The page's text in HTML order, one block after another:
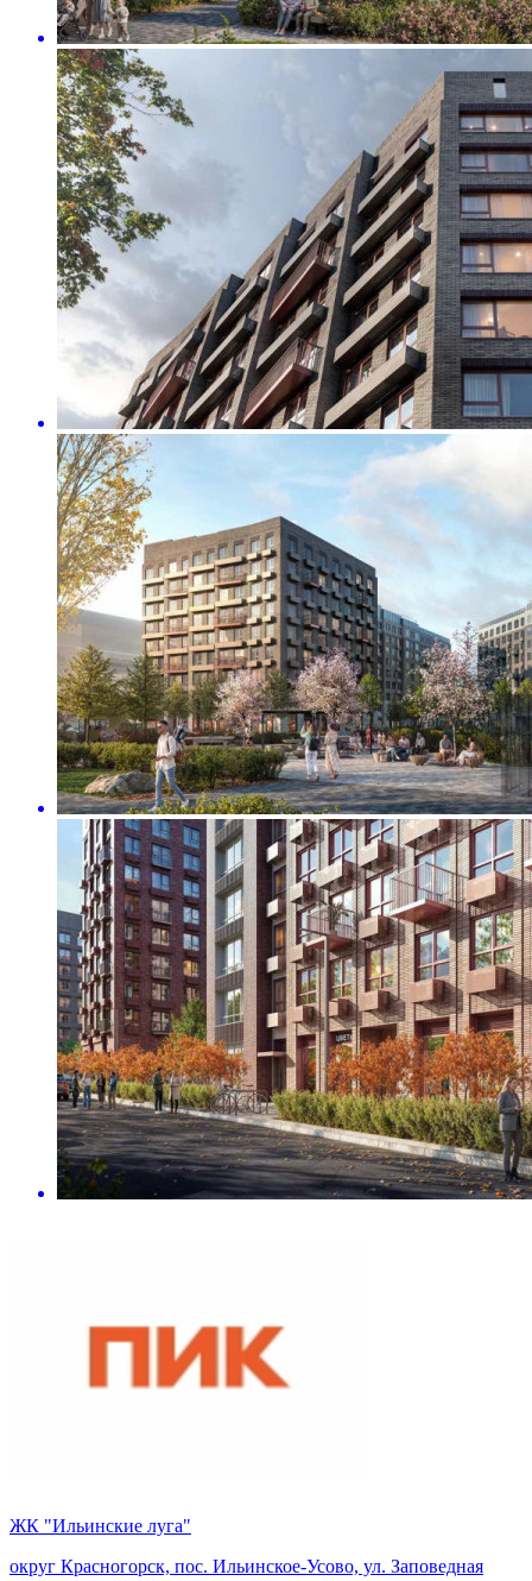
ЖК "Ильинские луга"
округ Красногорск, пос. Ильинское-Усово, ул. Заповедная